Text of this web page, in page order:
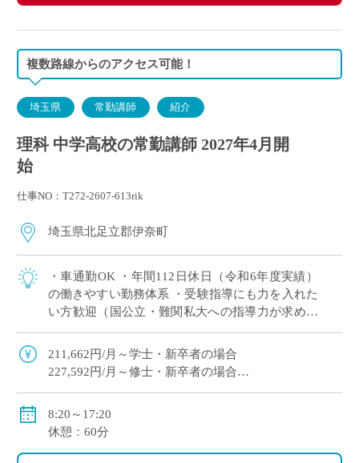
複数路線からのアクセス可能！
埼玉県 常勤講師 紹介
理科 中学高校の常勤講師 2027年4月開
始
仕事NO：T272-2607-613rik
埼玉県北足立郡伊奈町
・車通勤OK ・年間112日休⽇（令和6年度実績）
の働きやすい勤務体系 ・受験指導にも力を入れた
い方歓迎（国公立・難関私大への指導力が求めら
211,662円/月～学士・新卒者の場合
227,592円/月～修士・新卒者の場合
●その他手当：扶養手当・職務手当・役職手当
8:20～17:20
休憩：60分